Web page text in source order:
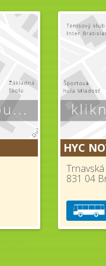
HYC
831 04